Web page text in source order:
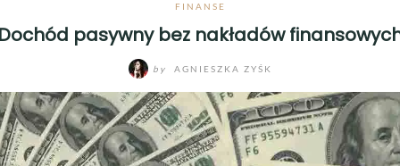
FINANSE
pasywny bez nakładów
by AGNIESZKA ZYŚK